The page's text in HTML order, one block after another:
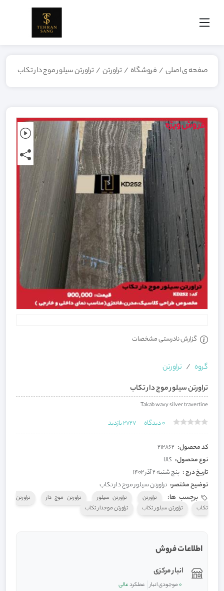
صفحه ی اصلی / فروشگاه / تراورتن / تراورتن سیلور موج دار تکاب
گزارش نادرستی مشخصات
گروه
تراورتن
تراورتن سیلور موج دار تکاب
Takab wavy silver travertine
0دیدگاه 2727بازدید
کد محصول: 212862
نوع محصول: کالا
تاریخ درج : پنج شنبه 2 آذر 1402
توضیح مختصر: تراورتن سیلور موج دار تکاب
برچسب ها:
تراورتن تراورتن سیلور تراورتن موج دار
تراورتن
تکاب
تراورتن سیلور تکاب تراورتن موجدار تکاب
اطلاعات فروش
انبار مرکزی
0موجودی انبار عملکردعالی